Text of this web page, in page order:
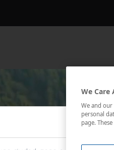
We Care
We and our
personal
page.